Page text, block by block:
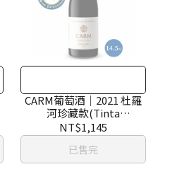
CARM葡萄酒｜2021 杜羅
河珍藏款(Tinta
Roriz,Touriga
Franca,Touriga Nacional
｜Douro)
NT$1,145
已售完